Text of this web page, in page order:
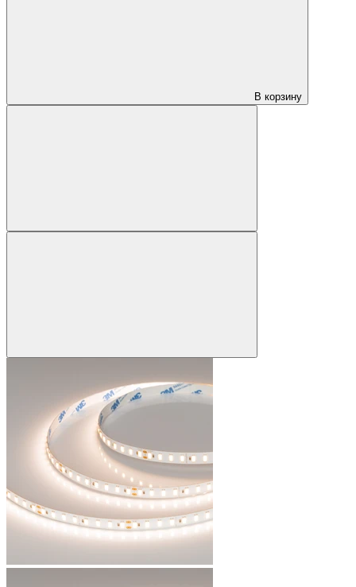
В корзину